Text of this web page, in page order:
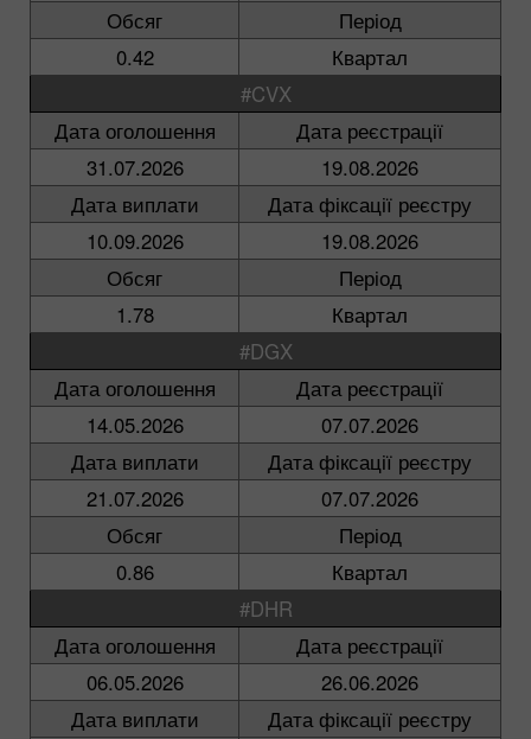
Обсяг
Період
0.42
Квартал
#CVX
Дата оголошення
Дата реєстрації
31.07.2026
19.08.2026
Дата виплати
Дата фіксації реєстру
10.09.2026
19.08.2026
Обсяг
Період
1.78
Квартал
#DGX
Дата оголошення
Дата реєстрації
14.05.2026
07.07.2026
Дата виплати
Дата фіксації реєстру
21.07.2026
07.07.2026
Обсяг
Період
0.86
Квартал
#DHR
Дата оголошення
Дата реєстрації
06.05.2026
26.06.2026
Дата виплати
Дата фіксації реєстру